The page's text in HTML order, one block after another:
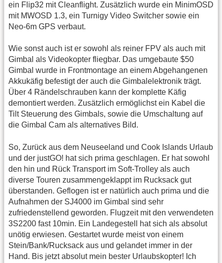
ein Flip32 mit Cleanflight. Zusätzlich wurde ein MinimOSD
mit MWOSD 1.3, ein Turnigy Video Switcher sowie ein
Neo-6m GPS verbaut.
Wie sonst auch ist er sowohl als reiner FPV als auch mit
Gimbal als Videokopter fliegbar. Das umgebaute $50
Gimbal wurde in Frontmontage an einem Abgehangenen
Akkukäfig befestigt der auch die Gimbalelektronik trägt.
Über 4 Rändelschrauben kann der komplette Käfig
demontiert werden. Zusätzlich ermöglichst ein Kabel die
Tilt Steuerung des Gimbals, sowie die Umschaltung auf
die Gimbal Cam als alternatives Bild.
So, Zurück aus dem Neuseeland und Cook Islands Urlaub
und der justGO! hat sich prima geschlagen. Er hat sowohl
den hin und Rück Transport im Soft-Trolley als auch
diverse Touren zusammengeklappt im Rucksack gut
überstanden. Geflogen ist er natürlich auch prima und die
Aufnahmen der SJ4000 im Gimbal sind sehr
zufriedenstellend geworden. Flugzeit mit den verwendeten
3S2200 fast 10min. Ein Landegestell hat sich als absolut
unötig erwiesen. Gestartet wurde meist von einem
Stein/Bank/Rucksack aus und gelandet immer in der
Hand. Bis jetzt absolut mein bester Urlaubskopter! Ich